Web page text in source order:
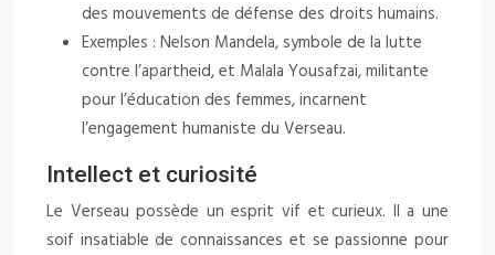
des mouvements de défense des droits humains.
Exemples : Nelson Mandela, symbole de la lutte
contre l’apartheid, et Malala Yousafzai, militante
pour l’éducation des femmes, incarnent
l’engagement humaniste du Verseau.
Intellect et curiosité
Le Verseau possède un esprit vif et curieux. Il a une
soif insatiable de connaissances et se passionne pour